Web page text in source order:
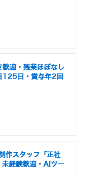
迎・残業ほぼなし
125日・賞与年2回
作スタッフ「正社
未経験歓迎・AIツー